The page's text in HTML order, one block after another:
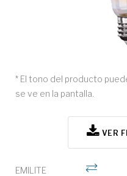
* El tono del producto
se ve en la pantalla.
VER
EMILITE